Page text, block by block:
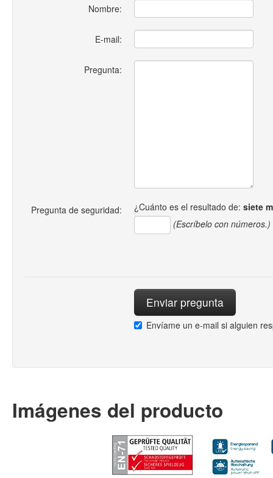
Nombre:
E-mail:
Pregunta:
Pregunta de seguridad: ¿Cuánto es el resultado de: siete
(Escríbelo con números.)
Envíame un e-mail si alguien
Imágenes del producto